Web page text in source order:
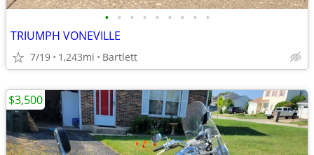
• • • • • • • • •
TRIUMPH VONEVILLE
7/19 1,243mi Bartlett
$3,500